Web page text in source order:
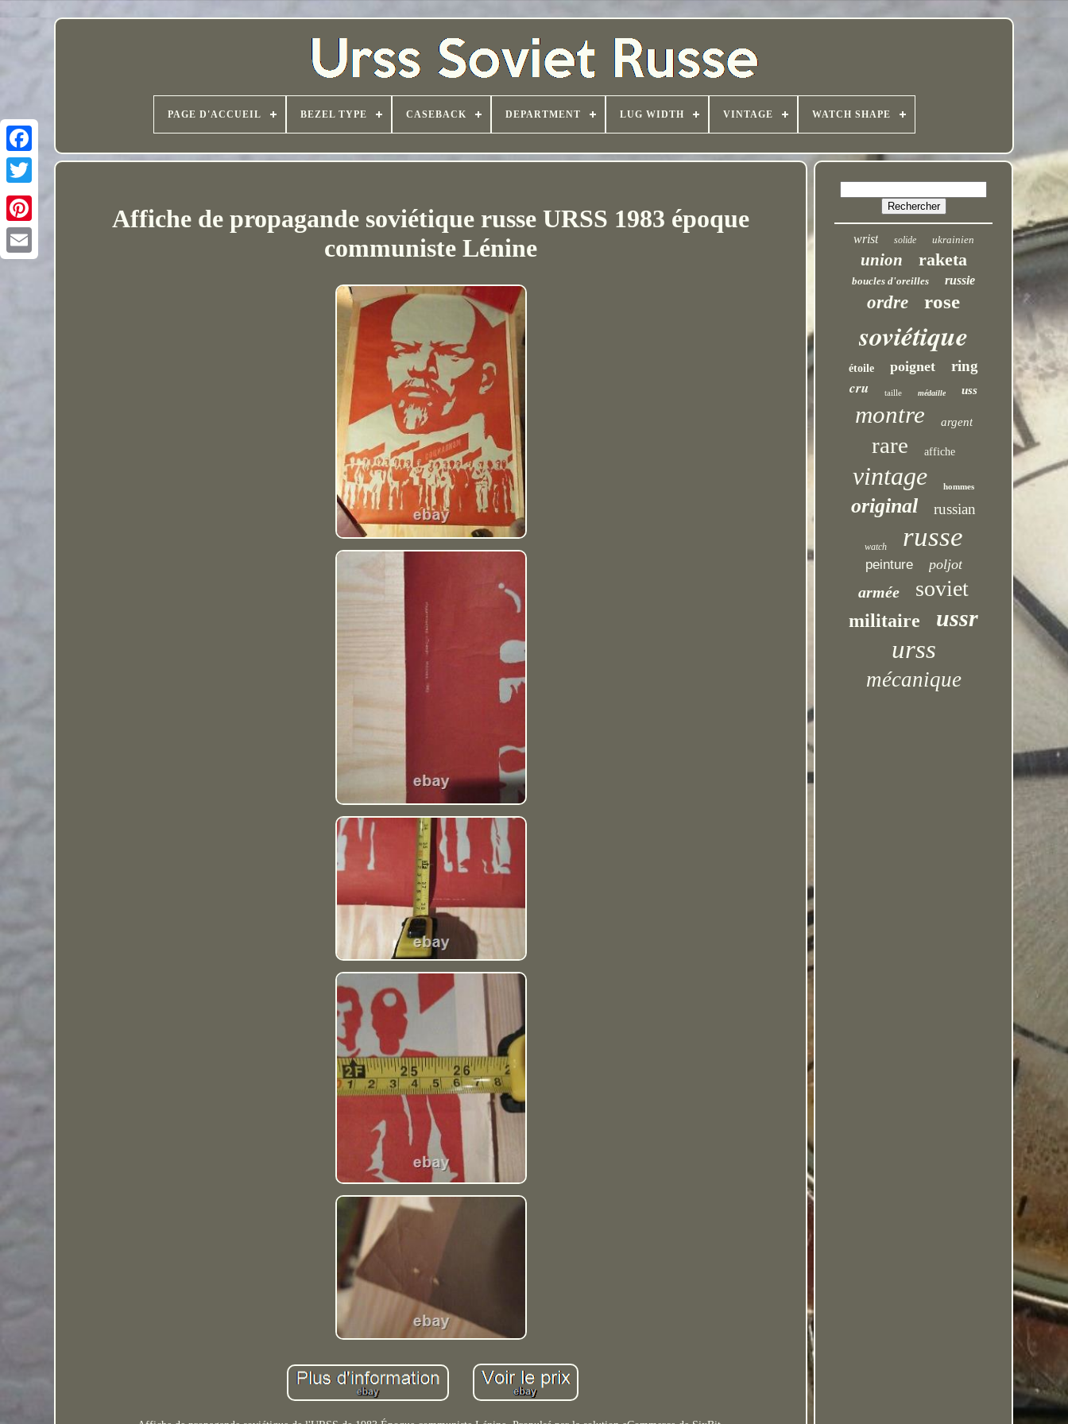
PAGE D'ACCUEIL BEZEL TYPE CASEBACK DEPARTMENT LUG WIDTH VINTAGE WATCH SHAPE
Affiche de propagande soviétique russe URSS 1983 époque
communiste Lénine
wrist solide ukrainien
union raketa
boucles d'oreilles russie
ordre rose
soviétique
étoile poignet ring
cru taille médaille uss
montre argent
rare affiche
vintage hommes
original russian
watch russe
peinture poljot
armée soviet
militaire ussr
urss
mécanique